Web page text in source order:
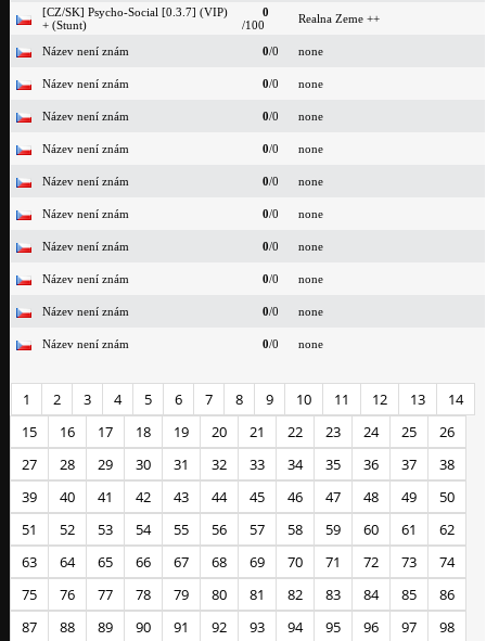
[CZ/SK] Psycho-Social [0.3.7] (VIP)
+ (Stunt)
0
/100
Realna Zeme ++
Název není znám 0/0 none
Název není znám 0/0 none
Název není znám 0/0 none
Název není znám 0/0 none
Název není znám 0/0 none
Název není znám 0/0 none
Název není znám 0/0 none
Název není znám 0/0 none
Název není znám 0/0 none
Název není znám 0/0 none
1 2 3 4 5 6 7 8 9 10 11 12 13
14
15
16 17 18 19 20 21 22 23 24 25
26
27
28 29 30 31 32 33 34 35 36 37
38
39
40 41 42 43 44 45 46 47 48 49
50
51
52 53 54 55 56 57 58 59 60 61
62
63
64 65 66 67 68 69 70 71 72 73
74
75
76 77 78 79 80 81 82 83 84 85
86
87
88 89 90 91 92 93 94 95 96 97
98